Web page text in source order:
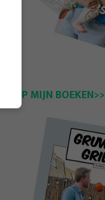
KOOP MIJN BOEKEN>>